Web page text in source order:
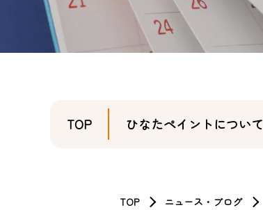
TOP ひなたペイントについて
TOP ニュース・ブログ